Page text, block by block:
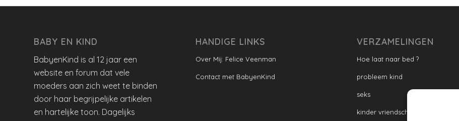
BABY EN KIND
BabyenKind is al 12 jaar een
website en forum dat vele
moeders aan zich weet te binden
door haar begrijpelijke artikelen
en hartelijke toon. Dagelijks
HANDIGE LINKS
Over Mij: Felice Veenman
Contact met BabyenKind
VERZAMELINGEN
Hoe laat naar bed ?
probleem kind
seks
kinder vriendschap